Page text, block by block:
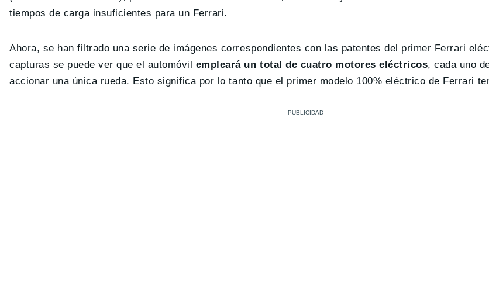
tiempos de carga insuficientes para un Ferrari.
Ahora, se han filtrado una serie de imágenes correspondientes con las patentes del primer Ferrari
capturas se puede ver que el automóvil empleará un total de cuatro motores eléctricos, cada uno
accionar una única rueda. Esto significa por lo tanto que el primer modelo 100% eléctrico de Ferrari